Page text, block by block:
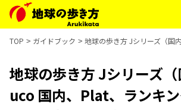
TOP ガイドブック 地球の歩き方 Jシリーズ（国
地球の歩き方 Jシリーズ
uco 国内、Plat、ランキ